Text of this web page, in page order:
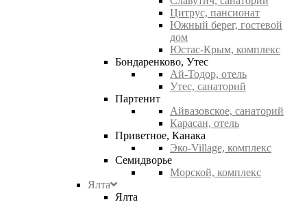
Цитрус, пансионат
Южный берег, гостевой
дом
Юстас-Крым, комплекс
Бондаренково, Утес
Ай-Тодор, отель
Утес, санаторий
Партенит
Айвазовское, санаторий
Карасан, отель
Приветное, Канака
Эко-Village, комплекс
Семидворье
Морской, комплекс
Ялта
Ялта